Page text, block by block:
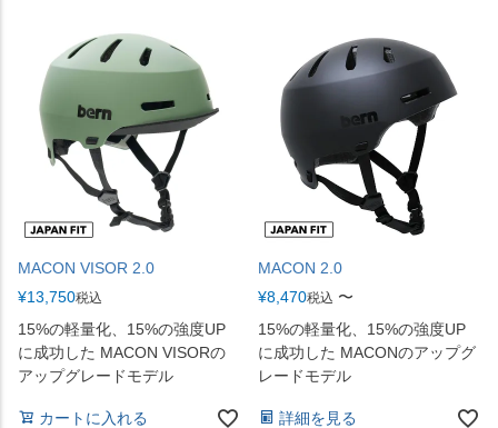
MACON VISOR 2.0
¥13,750税込
15%の軽量化、15%の強度UP
に成功した MACON VISORの
アップグレードモデル
カートに入れる
MACON 2.0
¥8,470税込 〜
15%の軽量化、15%の強度UP
に成功した MACONのアップグ
レードモデル
詳細を見る